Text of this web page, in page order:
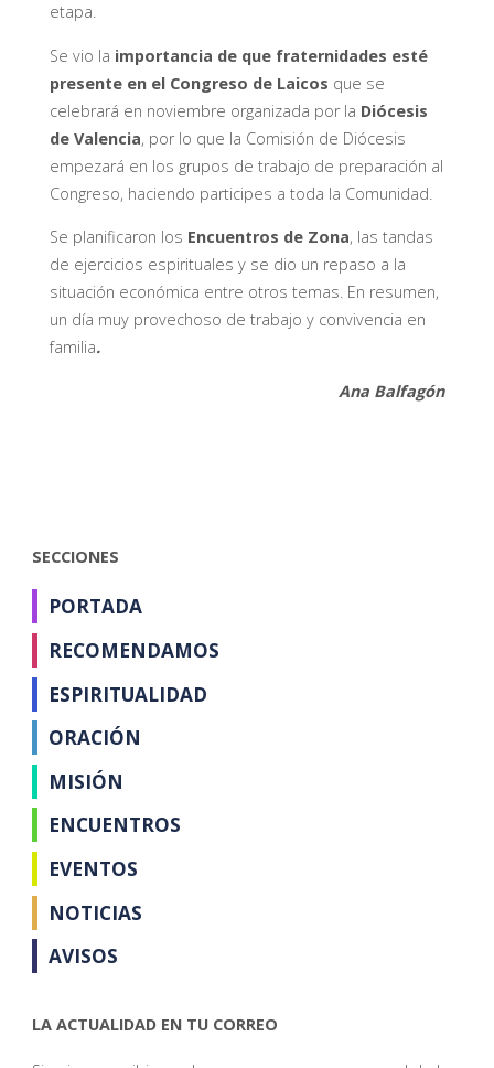
etapa.
Se vio la importancia de que fraternidades esté
presente en el Congreso de Laicos que se
celebrará en noviembre organizada por la Diócesis
de Valencia, por lo que la Comisión de Diócesis
empezará en los grupos de trabajo de preparación al
Congreso, haciendo participes a toda la Comunidad.
Se planificaron los Encuentros de Zona, las tandas
de ejercicios espirituales y se dio un repaso a la
situación económica entre otros temas. En resumen,
un día muy provechoso de trabajo y convivencia en
familia.
Ana Balfagón
SECCIONES
PORTADA
RECOMENDAMOS
ESPIRITUALIDAD
ORACIÓN
MISIÓN
ENCUENTROS
EVENTOS
NOTICIAS
AVISOS
LA ACTUALIDAD EN TU CORREO